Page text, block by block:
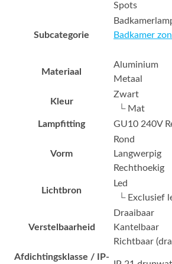
Spots
Subcategorie
Badkamer
Materiaal
Aluminium
Metaal
Kleur
Zwart
└ Mat
Lampfitting
GU10 240V
Vorm
Rond
Langwerpig
Rechthoekig
Lichtbron
Led
└ Exclusief
Verstelbaarheid
Draaibaar
Kantelbaar
Richtbaar
Afdichtingsklasse / IP-